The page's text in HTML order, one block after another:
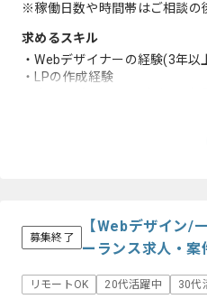
※稼働日数や時間帯はご相談の
求めるスキル
・Webデザイナーの経験(3年以
・LPの作成経験
募集終了
【Webデザイン/
ーランス求人・案
リモートOK 20代活躍中 30代